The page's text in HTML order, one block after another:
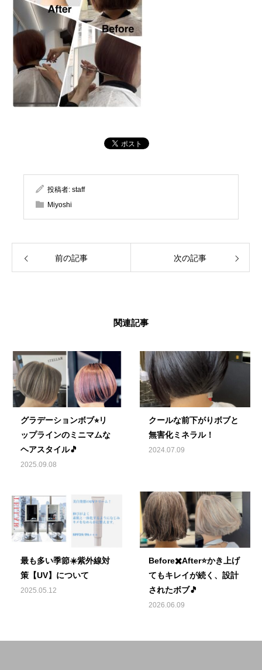
投稿者: staff
Miyoshi
前の記事 次の記事
関連記事
グラデーションボブ⭐︎リ
ップラインのミニマムな
ヘアスタイル🎵
2025.09.08
クールな前下がりボブと
無害化ミネラル！
2024.07.09
最も多い季節☀️紫外線対
策【UV】について
2025.05.12
Before✖️After⭐️かき上げ
てもキレイが続く、設計
されたボブ🎵
2026.06.09